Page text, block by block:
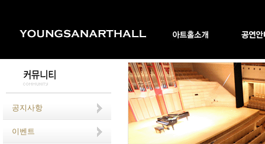
공지사항
이벤트